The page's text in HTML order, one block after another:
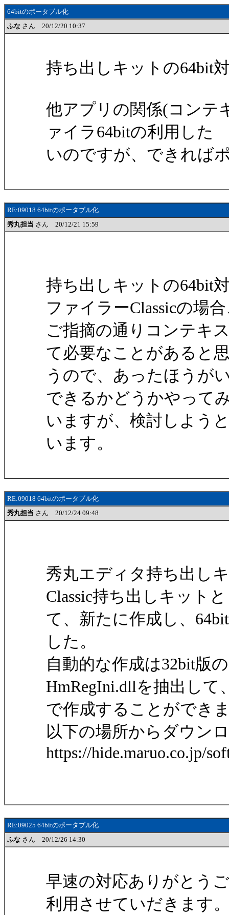
64bitのポータブル化
ふな さん 20/12/20 10:37
持ち出しキットの64bit
他アプリの関係(コンテ
ァイラ64bitの利用した
いのですが、できれば
RE:09018 64bitのポータブル化
秀丸担当 さん 20/12/21 15:59
持ち出しキットの64bit
ファイラーClassicの場
ご指摘の通りコンテキ
て必要なことがあると
うので、あったほうが
できるかどうかやって
いますが、検討しよう
います。
RE:09018 64bitのポータブル化
秀丸担当 さん 20/12/24 09:48
秀丸エディタ持ち出し
Classic持ち出しキット
て、新たに作成し、
した。
自動的な作成は32bit版
HmRegIni.dllを抽出して
で作成することができ
以下の場所からダウン
https://hide.maruo.co.jp/
RE:09025 64bitのポータブル化
ふな さん 20/12/26 14:30
早速の対応ありがとう
利用させていだきます